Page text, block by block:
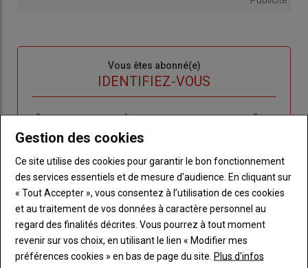
Vous êtes abonné(e)
IDENTIFIEZ-VOUS
Body
Connectez-vous à votre compte pour profiter
de votre abonnement
Lien
"Créer
un
nouveau
compte"
Créer un nouveau compte
Lien
"Réinitialiser
votre
mot
de
passe"
Réinitialiser votre mot de passe
Lien
"Je
me
connecte"
Je me connecte
Gestion des cookies
Ce site utilise des cookies pour garantir le bon fonctionnement
des services essentiels et de mesure d’audience. En cliquant sur
« Tout Accepter », vous consentez à l’utilisation de ces cookies
et au traitement de vos données à caractère personnel au
regard des finalités décrites. Vous pourrez à tout moment
revenir sur vos choix, en utilisant le lien « Modifier mes
préférences cookies » en bas de page du site. Plus d'infos